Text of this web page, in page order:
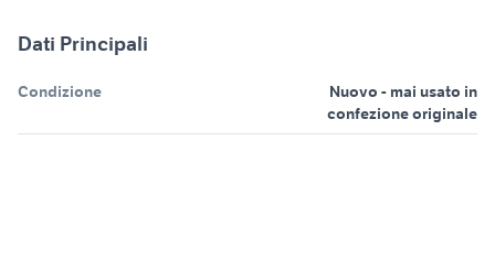
Dati Principali
Condizione
Nuovo - mai usato in
confezione originale